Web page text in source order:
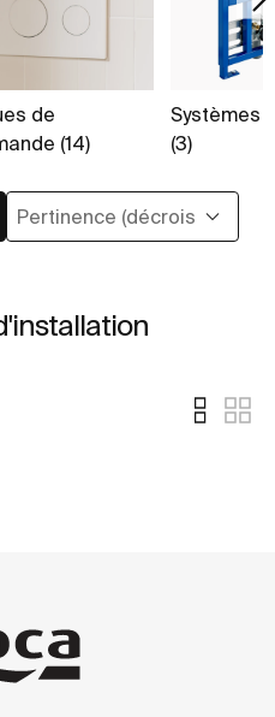
de
(14)
Systèmes
(3)